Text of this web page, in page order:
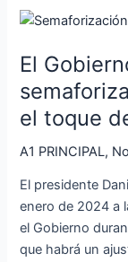
El
el toque
A1 PRINCIPAL,
El presidente
enero de 2024 a
el Gobierno
que habrá un
El
anunciará
semaforización
por
cantones
para
toque
de
queda